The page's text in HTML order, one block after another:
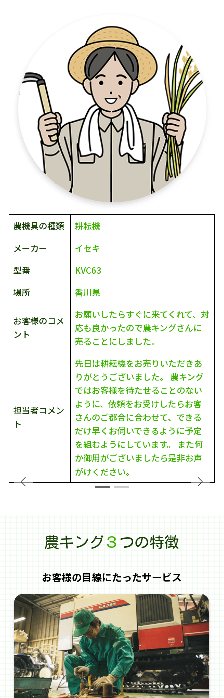
農機具の種類
耕耘機
メーカー
イセキ
型番
KVC63
場所
香川県
お客様のコメ
ント
お願いしたらすぐに来てくれて、対
応も良かったので農キングさんに
売ることにしました。
担当者コメン
ト
先日は耕耘機をお売りいただきあ
りがとうございました。 農キング
ではお客様を待たせることのない
ように、依頼をお受けしたらお客
さんのご都合に合わせて、できる
だけ早くお伺いできるように予定
を組むようにしています。 また何
か御用がございましたら是非お声
がけください。
農キング ３ つの特徴
お客様の目線にたったサービス